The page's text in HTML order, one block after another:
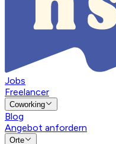
Jobs
Freelancer
Coworking
Blog
Angebot anfordern
Orte